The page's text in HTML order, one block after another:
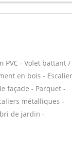
PVC - Volet battant /
en bois -
façade - Parquet -
métalliques -
de jardin -